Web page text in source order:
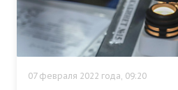
07 февраля 2022 года, 09:20